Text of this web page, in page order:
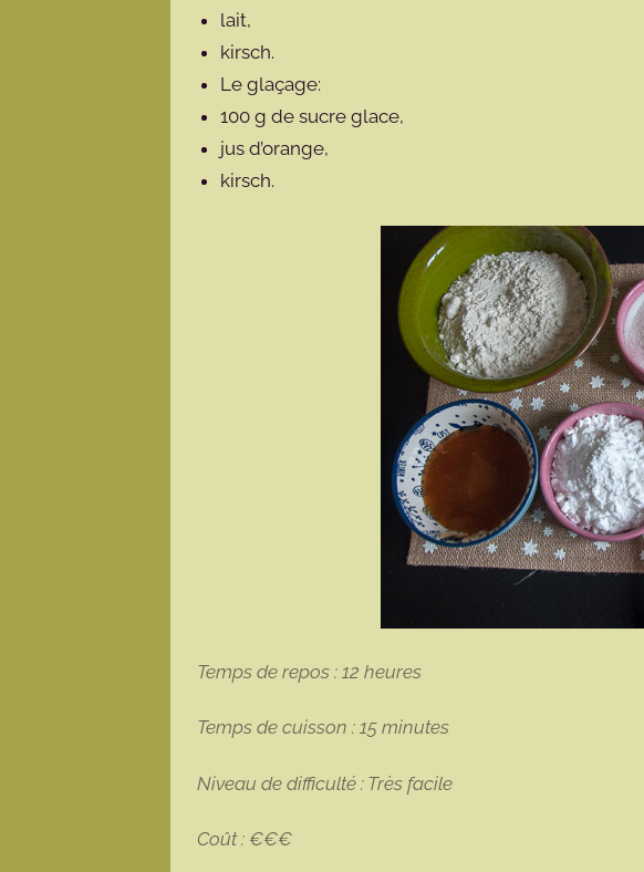
lait,
kirsch.
Le glaçage:
100 g de sucre glace,
jus d’orange,
kirsch.
Temps de repos : 12 heures
Temps de cuisson : 15 minutes
Niveau de difficulté : Très facile
Coût : €€€